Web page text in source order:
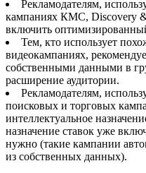
Рекламодателям,
кампаниях КМС, Discovery
включить
Тем, кто использует
видеокампаниях,
собственными данными в
расширение аудитории.
Рекламодателям,
поисковых и торговых
интеллектуальное
назначение ставок уже
нужно (такие кампании
из собственных данных).